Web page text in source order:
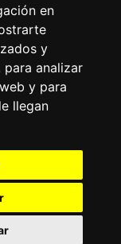
en
y
para analizar
y para
llegan
de uso
Combinados
de cookies
Area privada